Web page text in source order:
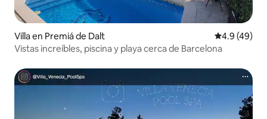
Villa en Premiá de Dalt Calificación
4.9 (49)
Vistas increíbles, piscina y playa cerca de Barcelona